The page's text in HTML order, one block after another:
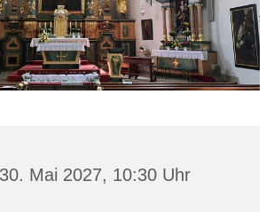
Mai 2027, 10:30 Uhr